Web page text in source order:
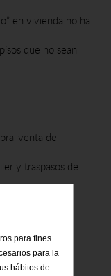
en vivienda no ha
que no sean
venta de
y traspasos de
y
para fines
para la
hábitos de